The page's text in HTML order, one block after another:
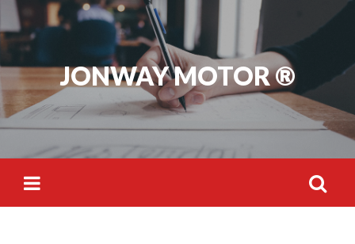
Skip
to
content
JONWAY MOTOR ®